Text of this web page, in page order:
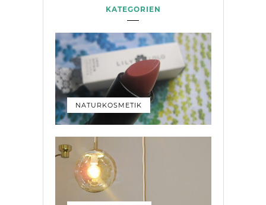
KATEGORIEN
NATURKOSMETIK